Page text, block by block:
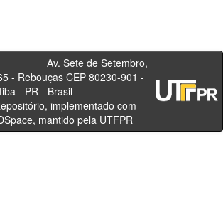
Sete de Setembro,
- Rebouças CEP 80230-901 -
- PR - Brasil
implementado com
mantido pela UTFPR